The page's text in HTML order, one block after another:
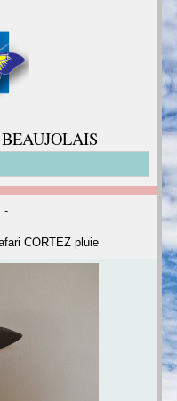
-
CORTEZ pluie